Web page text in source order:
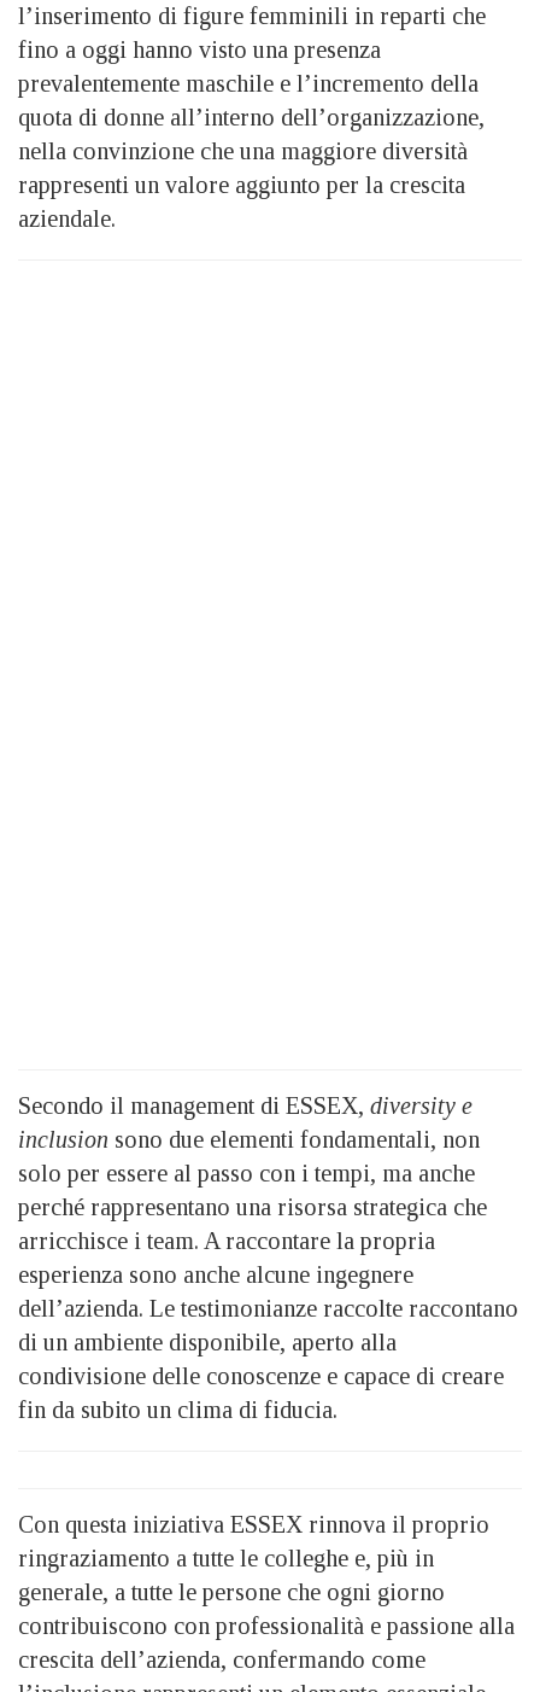
l’inserimento di figure femminili in reparti che
fino a oggi hanno visto una presenza
prevalentemente maschile e l’incremento della
quota di donne all’interno dell’organizzazione,
nella convinzione che una maggiore diversità
rappresenti un valore aggiunto per la crescita
aziendale.
Secondo il management di ESSEX, diversity e
inclusion sono due elementi fondamentali, non
solo per essere al passo con i tempi, ma anche
perché rappresentano una risorsa strategica che
arricchisce i team. A raccontare la propria
esperienza sono anche alcune ingegnere
dell’azienda. Le testimonianze raccolte raccontano
di un ambiente disponibile, aperto alla
condivisione delle conoscenze e capace di creare
fin da subito un clima di fiducia.
Con questa iniziativa ESSEX rinnova il proprio
ringraziamento a tutte le colleghe e, più in
generale, a tutte le persone che ogni giorno
contribuiscono con professionalità e passione alla
crescita dell’azienda, confermando come